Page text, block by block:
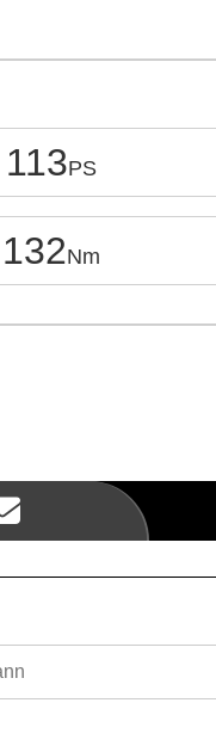
113
132